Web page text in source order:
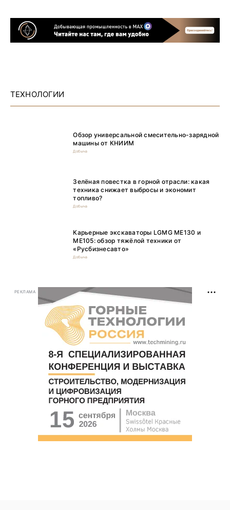
ТЕХНОЛОГИИ
Обзор универсальной смесительно-зарядной
машины от КНИИМ
Добыча
Зелёная повестка в горной отрасли: какая
техника снижает выбросы и экономит
топливо?
Добыча
Карьерные экскаваторы LGMG ME130 и
ME105: обзор тяжёлой техники от
«Русбизнесавто»
Добыча
РЕКЛАМА